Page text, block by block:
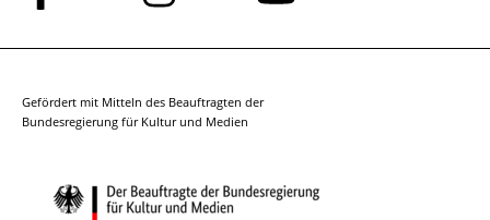
uns
auf
uns
auf
auf
Gefördert mit Mitteln des Beauftragten der
Bundesregierung für Kultur und Medien